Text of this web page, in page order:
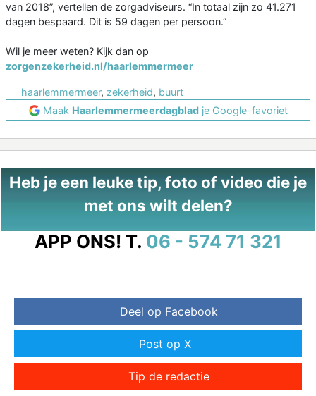
van 2018”, vertellen de zorgadviseurs. “In totaal zijn zo 41.271
dagen bespaard. Dit is 59 dagen per persoon.”
Wil je meer weten? Kijk dan op
zorgenzekerheid.nl/haarlemmermeer
haarlemmermeer, zekerheid, buurt
Maak Haarlemmermeerdagbladje Google-favoriet
Heb je een leuke tip, foto of video die je
met ons wilt delen?
APP ONS! T. 06 - 574 71 321
Deel op Facebook
Post op X
Tip de redactie